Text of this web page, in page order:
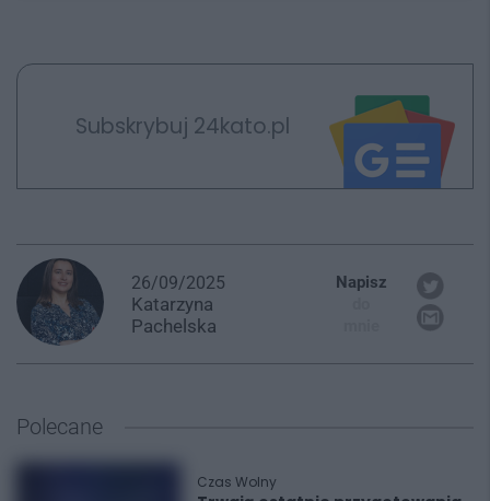
Subskrybuj 24kato.pl
26/09/2025
Katarzyna
Pachelska
Napisz
Polecane
Czas Wolny